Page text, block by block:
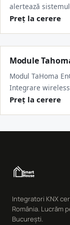
alertează
Preț la cerere
Module
Modul TaHoma
Integrare
Preț la cerere
Integratori KNX
România. Lucrăm
București.